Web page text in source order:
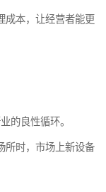
成本，让经营者能更
的良性循环。
所时，市场上新设备